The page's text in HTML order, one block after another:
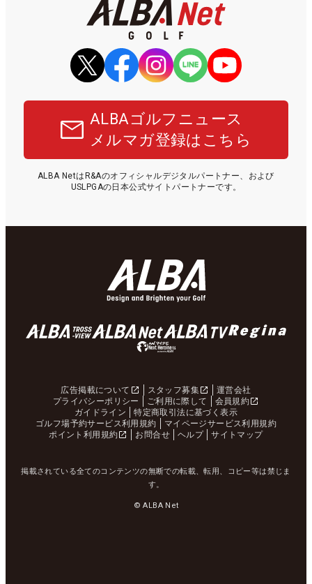
ALBAゴルフニュース
メルマガ登録はこちら
ALBA NetはR&Aのオフィシャルデジタルパートナー、および
USLPGAの日本公式サイトパートナーです。
広告掲載について スタッフ募集
運営会社
プライバシーポリシー
ご利用に際して
会員規約
ガイドライン
特定商取引法に基づく表示
ゴルフ場予約サービス利用規約
マイページサービス利用規約
ポイント利用規約
お問合せ ヘルプ サイトマップ
掲載されている全てのコンテンツの無断での転載、転用、コピー等は禁じま
す。
© ALBA Net